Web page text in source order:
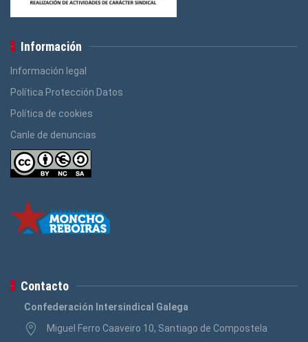
Información
Información legal
Política Protección Datos
Política de cookies
Canle de denuncias
Contacto
Confederación Intersindical Galega
Miguel Ferro Caaveiro 10, Santiago de Compostela